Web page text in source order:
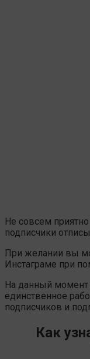
Не совсем
подписчики
При желании вы
Инстаграме при
На данный момент
единственное
подписчиков и
Как